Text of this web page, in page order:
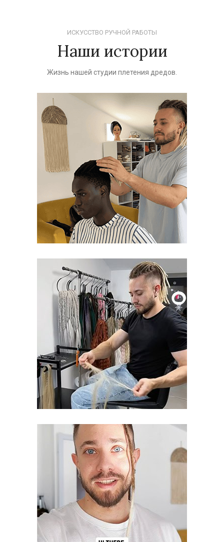
ИСКУССТВО РУЧНОЙ РАБОТЫ
Наши истории
Жизнь нашей студии плетения дредов.